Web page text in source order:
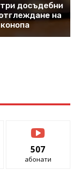
досъдебни
на
507
абонати